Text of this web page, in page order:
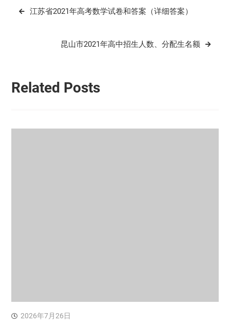
文
江苏省2021年高考数学试卷和答案（详细答案）
昆山市2021年高中招生人数、分配生名额
Related Posts
2026年7月26日